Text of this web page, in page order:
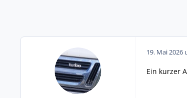
19. Mai 2026
Ein kurzer